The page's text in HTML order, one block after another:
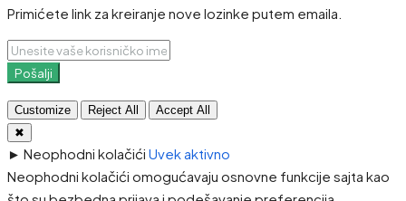
Primićete link za kreiranje nove lozinke putem emaila.
Pošalji
Customize Reject All
Accept All
✖
► Neophodni kolačići Uvek aktivno
Neophodni kolačići omogućavaju osnovne funkcije sajta kao